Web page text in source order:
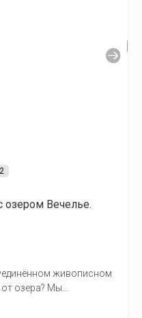
озером Вечелье.
живописном
озера? Мы...